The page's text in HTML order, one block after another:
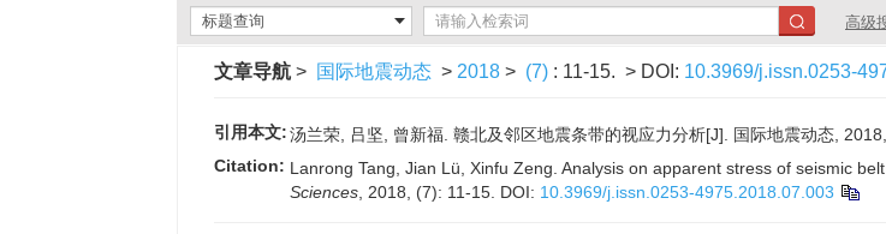
高级
文章导航 > 国际地震动态 > 2018 > (7) : 11-15. > DOI: 10.3969/j.issn.0253-
引用本文:汤兰荣, 吕坚, 曾新福. 赣北及邻区地震条带的视应力分析[J]. 国际地震动态,
Citation: Lanrong Tang, Jian Lü, Xinfu Zeng. Analysis on apparent stress of seismic
Sciences , 2018, (7): 11-15. DOI: 10.3969/j.issn.0253-4975.2018.07.003